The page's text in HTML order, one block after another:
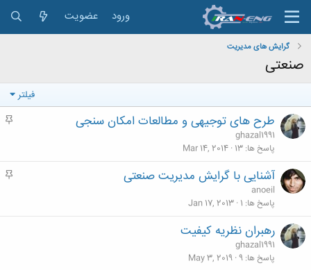
ورود عضویت
گرایش های مدیریت
صنعتی
فیلتر
م
طرح های توجیهی و مطالعات امکان سنجی
ghazal1991
پاسخ ها 13
Mar 14, 2014
م
آشنایی با گرایش مدیریت صنعتی
anoeil
پاسخ ها 1
Jan 17, 2013
رهبران نظريه کيفيت
ghazal1991
پاسخ ها 9
May 3, 2019